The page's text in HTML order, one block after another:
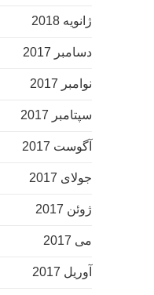
ژانویه 2018
دسامبر 2017
نوامبر 2017
سپتامبر 2017
آگوست 2017
جولای 2017
ژوئن 2017
می 2017
آوریل 2017